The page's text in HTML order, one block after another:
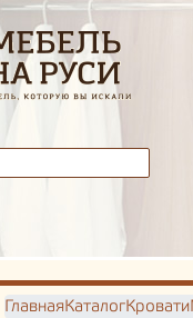
ГлавнаяКаталогКровати